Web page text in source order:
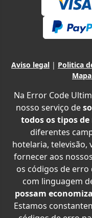
Aviso legal | Politica
Na Error Code
nosso serviço de
todos os tipos
diferentes
hotelaria, televisão,
fornecer aos
os códigos de
com linguagem
possam
Estamos